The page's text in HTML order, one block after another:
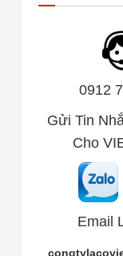
0912
Gửi Tin
Cho
Email